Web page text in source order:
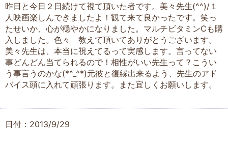
昨日と今日２日続けて視て頂いた者です。美々先生(^^)/１
人映画楽しんできましたよ！観て来て良かったです。笑っ
たせいか、心が穏やかになりました。マルチビタミンCも購
入しました。色々 教えて頂いてありがとうございます。
美々先生は、本当に視えてるって実感します。言ってない
事どんどん当てられるので！相性がいい先生って？こうい
う事言うのかな(*^_^*)元彼と復縁出来るよう、先生のアド
バイス頭に入れて頑張ります。また宜しくお願いします。
日付：2013/9/29